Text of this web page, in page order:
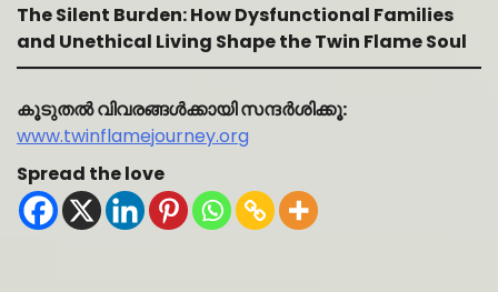
The Silent Burden: How Dysfunctional Families
and Unethical Living Shape the Twin Flame Soul
കൂടുതൽ വിവരങ്ങൾക്കായി സന്ദർശിക്കൂ:
www.twinflamejourney.org
Spread the love